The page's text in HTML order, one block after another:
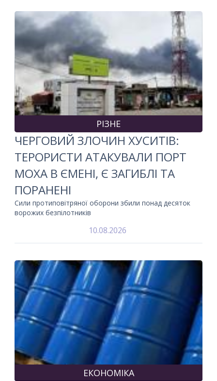
РІЗНЕ
ЧЕРГОВИЙ ЗЛОЧИН ХУСИТІВ:
ТЕРОРИСТИ АТАКУВАЛИ ПОРТ
МОХА В ЄМЕНІ, Є ЗАГИБЛІ ТА
ПОРАНЕНІ
Сили протиповітряної оборони збили понад десяток
ворожих безпілотників
10.08.2026
ЕКОНОМІКА